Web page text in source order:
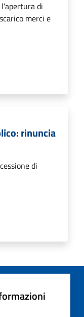
di
merci e
rinuncia
di